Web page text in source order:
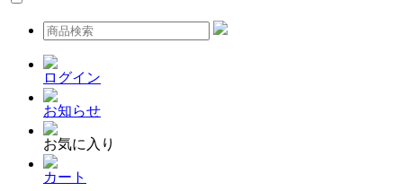
ログイン
お知らせ
お気に入り
カート